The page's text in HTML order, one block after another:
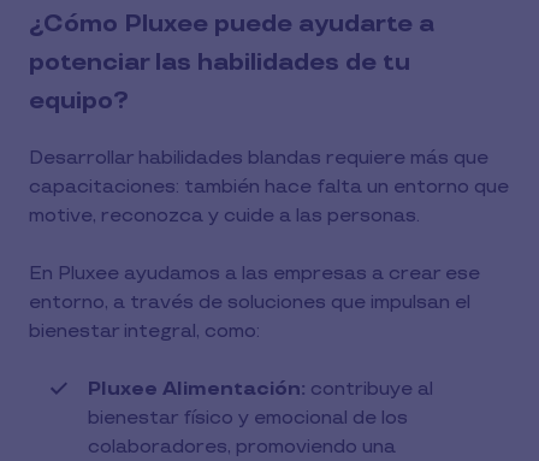
¿Cómo Pluxee puede ayudarte a
potenciar las habilidades de tu
equipo?
Desarrollar habilidades blandas requiere más que
capacitaciones: también hace falta un entorno que
motive, reconozca y cuide a las personas.
En Pluxee ayudamos a las empresas a crear ese
entorno, a través de soluciones que impulsan el
bienestar integral, como:
Pluxee Alimentación: contribuye al
bienestar físico y emocional de los
colaboradores, promoviendo una